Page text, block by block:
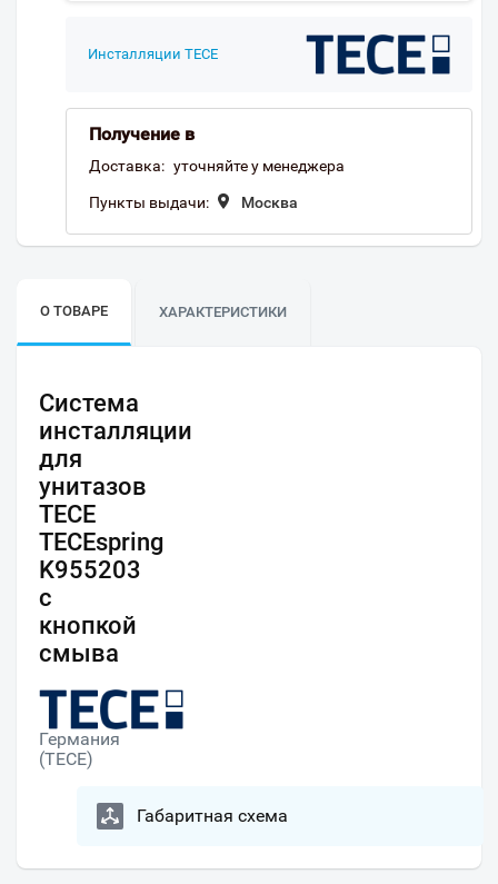
Инсталляции TECE
Получение в
Доставка: уточняйте у менеджера
Пункты выдачи: Москва
О ТОВАРЕ ХАРАКТЕРИСТИКИ
Система
инсталляции
для
унитазов
TECE
TECEspring
K955203
с
кнопкой
смыва
Германия
(TECE)
Габаритная схема